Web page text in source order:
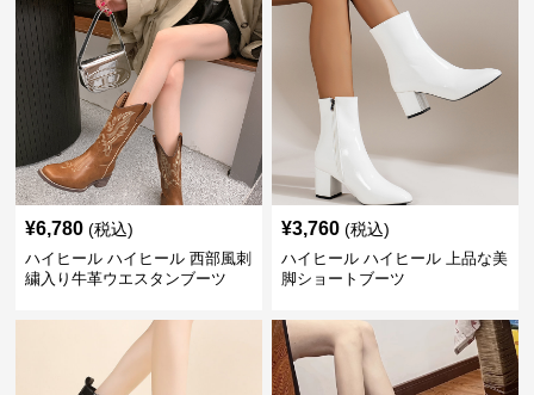
¥6,780 (税込)
ハイヒール ハイヒール 西部風刺
繍入り牛革ウエスタンブーツ
¥3,760 (税込)
ハイヒール ハイヒール 上品な美
脚ショートブーツ